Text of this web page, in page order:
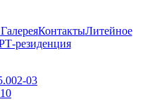
ГалереяКонтактыЛитейное
резиденция
03